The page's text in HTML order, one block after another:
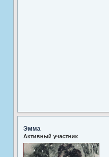
Эмма
Активный участник